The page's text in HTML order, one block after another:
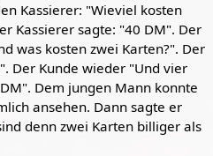
Kassierer: "Wieviel kosten
Kassierer sagte: "40 DM". Der
was kosten zwei Karten?". Der
Der Kunde wieder "Und vier
Dem jungen Mann konnte
ansehen. Dann sagte er
denn zwei Karten billiger als